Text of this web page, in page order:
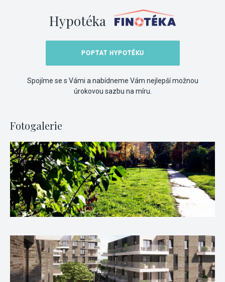
Hypotéka
POPTAT HYPOTÉKU
Spojíme se s Vámi a nabídneme Vám nejlepší možnou
úrokovou sazbu na míru.
Fotogalerie